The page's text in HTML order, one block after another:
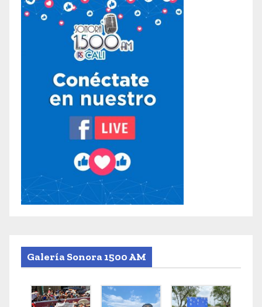
Galería Sonora 1500 AM